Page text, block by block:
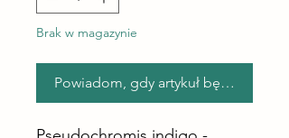
Brak w magazynie
Powiadom, gdy artykuł będzie